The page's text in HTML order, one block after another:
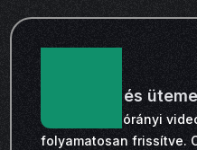
Időtartam és
Jelenleg 2,5 órányi
folyamatosan frissítve.